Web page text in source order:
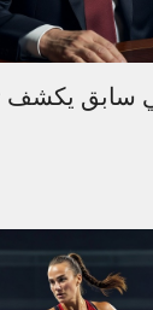
سابق يكشف